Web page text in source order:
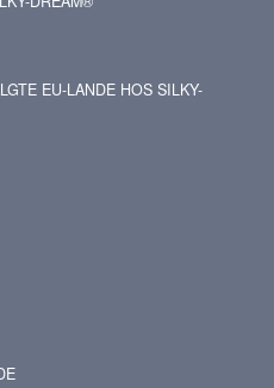
EU-LANDE HOS SILKY-